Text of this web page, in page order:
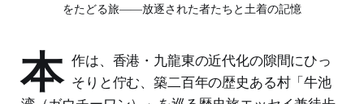
をたどる旅――放逐された者たちと土着の記憶
本 作は、香港・九龍東の近代化の隙間にひっ
そりと佇む、築二百年の歴史ある村「牛池